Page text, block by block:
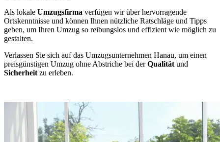
Als lokale Umzugsfirma verfügen wir über hervorragende
Ortskenntnisse und können Ihnen nützliche Ratschläge und Tipps
geben, um Ihren Umzug so reibungslos und effizient wie möglich zu
gestalten.
Verlassen Sie sich auf das Umzugsunternehmen Hanau, um einen
preisgünstigen Umzug ohne Abstriche bei derQualität und
Sicherheit zu erleben.